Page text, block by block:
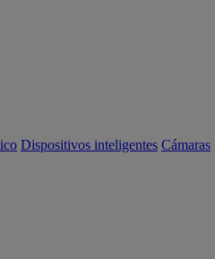
Dispositivos inteligentes Cámaras